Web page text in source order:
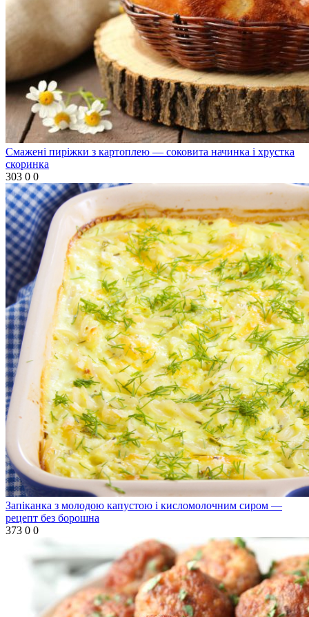
Смажені пиріжки з картоплею — соковита начинка і хрустка
скоринка
303 0 0
Запіканка з молодою капустою і кисломолочним сиром —
рецепт без борошна
373 0 0